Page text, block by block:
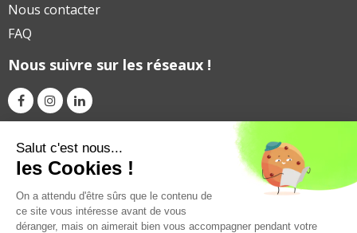
Nous contacter
FAQ
Nous suivre sur les réseaux !
Avec le soutien financier de
Salut c'est nous...
les Cookies !
On a attendu d'être sûrs que le contenu de
ce site vous intéresse avant de vous
déranger, mais on aimerait bien vous accompagner pendant votre